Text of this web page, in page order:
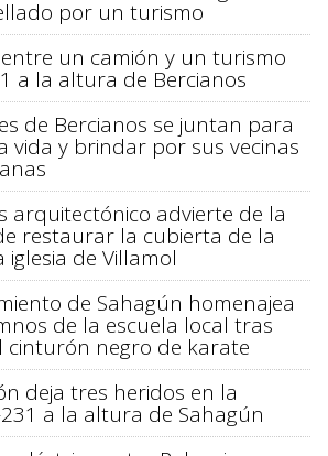
por un turismo
un camión y un turismo
a la altura de Bercianos
de Bercianos se juntan para
vida y brindar por sus vecinas
arquitectónico advierte de la
restaurar la cubierta de la
de Villamol
de Sahagún homenajea
de la escuela local tras
cinturón negro de karate
deja tres heridos en la
a la altura de Sahagún